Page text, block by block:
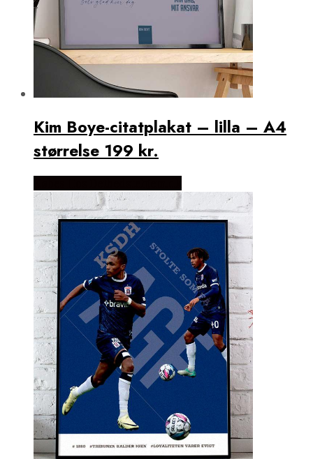
Kim Boye-citatplakat – lilla – A4
størrelse 199 kr.